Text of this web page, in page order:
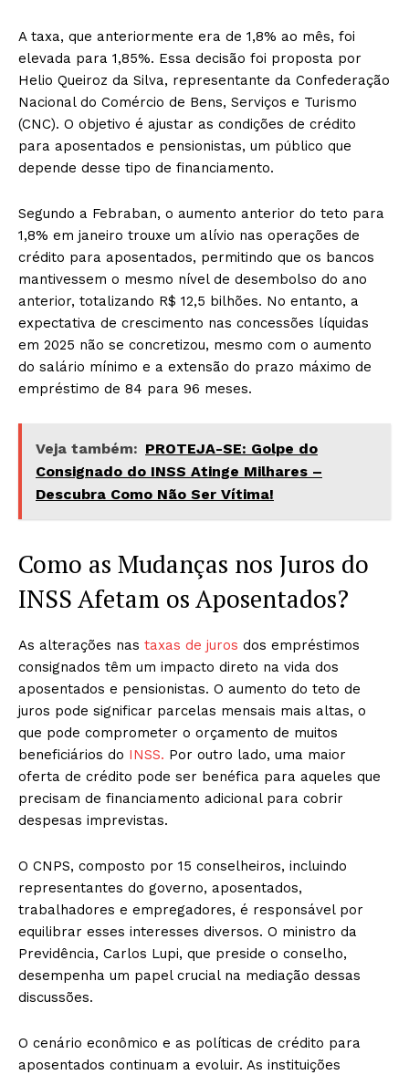
A taxa, que anteriormente era de 1,8% ao mês, foi
elevada para 1,85%. Essa decisão foi proposta por
Helio Queiroz da Silva, representante da Confederação
Nacional do Comércio de Bens, Serviços e Turismo
(CNC). O objetivo é ajustar as condições de crédito
para aposentados e pensionistas, um público que
depende desse tipo de financiamento.
Segundo a Febraban, o aumento anterior do teto para
1,8% em janeiro trouxe um alívio nas operações de
crédito para aposentados, permitindo que os bancos
mantivessem o mesmo nível de desembolso do ano
anterior, totalizando R$ 12,5 bilhões. No entanto, a
expectativa de crescimento nas concessões líquidas
em 2025 não se concretizou, mesmo com o aumento
do salário mínimo e a extensão do prazo máximo de
empréstimo de 84 para 96 meses.
Veja também: PROTEJA-SE: Golpe do
Consignado do INSS Atinge Milhares –
Descubra Como Não Ser Vítima!
Como as Mudanças nos Juros do
INSS Afetam os Aposentados?
As alterações nas taxas de juros dos empréstimos
consignados têm um impacto direto na vida dos
aposentados e pensionistas. O aumento do teto de
juros pode significar parcelas mensais mais altas, o
que pode comprometer o orçamento de muitos
beneficiários do INSS. Por outro lado, uma maior
oferta de crédito pode ser benéfica para aqueles que
precisam de financiamento adicional para cobrir
despesas imprevistas.
O CNPS, composto por 15 conselheiros, incluindo
representantes do governo, aposentados,
trabalhadores e empregadores, é responsável por
equilibrar esses interesses diversos. O ministro da
Previdência, Carlos Lupi, que preside o conselho,
desempenha um papel crucial na mediação dessas
discussões.
O cenário econômico e as políticas de crédito para
aposentados continuam a evoluir. As instituições